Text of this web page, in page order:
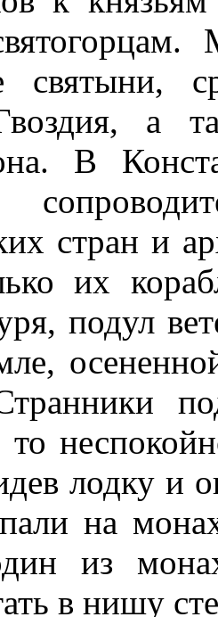
святыни,
а
В
стран и
их
подул
лодку и
на
из
в нишу